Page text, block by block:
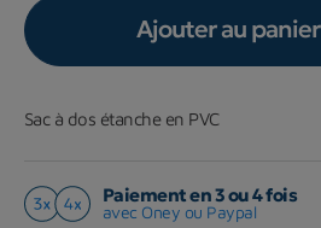
Ajouter au panier
Sac à dos étanche en PVC
Paiement en 3 ou 4 fois
avec Oney ou Paypal